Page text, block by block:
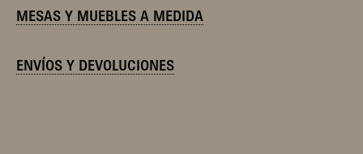
MESAS Y MUEBLES A MEDIDA
ENVÍOS Y DEVOLUCIONES